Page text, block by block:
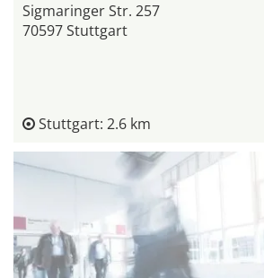
Sigmaringer Str. 257
70597 Stuttgart
Stuttgart: 2.6 km